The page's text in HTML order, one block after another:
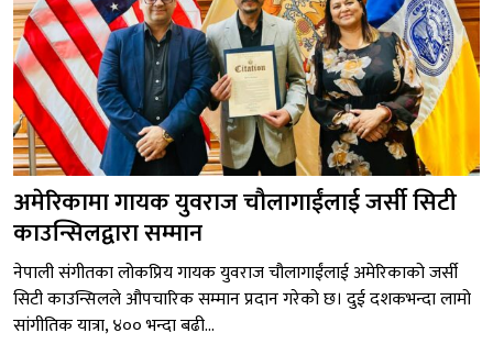
अमेरिकामा गायक युवराज चौलागाईंलाई जर्सी सिटी
काउन्सिलद्वारा सम्मान
नेपाली संगीतका लोकप्रिय गायक युवराज चौलागाईंलाई अमेरिकाको जर्सी
सिटी काउन्सिलले औपचारिक सम्मान प्रदान गरेको छ। दुई दशकभन्दा लामो
सांगीतिक यात्रा, ४०० भन्दा बढी...